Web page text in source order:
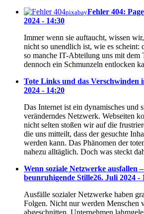
pixabayFehler 404:
2024 - 14:30
Immer wenn sie auftaucht, wissen
nicht so unendlich ist, wie es scheint:
so manche IT-Abteilung uns mit dem
dennoch ein Schmunzeln entlocken
Tote Links und das Verschwinden
2024 - 14:20
Das Internet ist ein dynamisches und
veränderndes Netzwerk. Webseiten
nicht selten stoßen wir auf die
die uns mitteilt, dass der gesuchte
werden kann. Das Phänomen der
nahezu alltäglich. Doch was steckt
Wenn soziale Netzwerke ausfallen
beunruhigende Stille26. Juli 2024 -
Ausfälle sozialer Netzwerke haben
Folgen. Nicht nur werden Menschen
abgeschnitten, Unternehmen